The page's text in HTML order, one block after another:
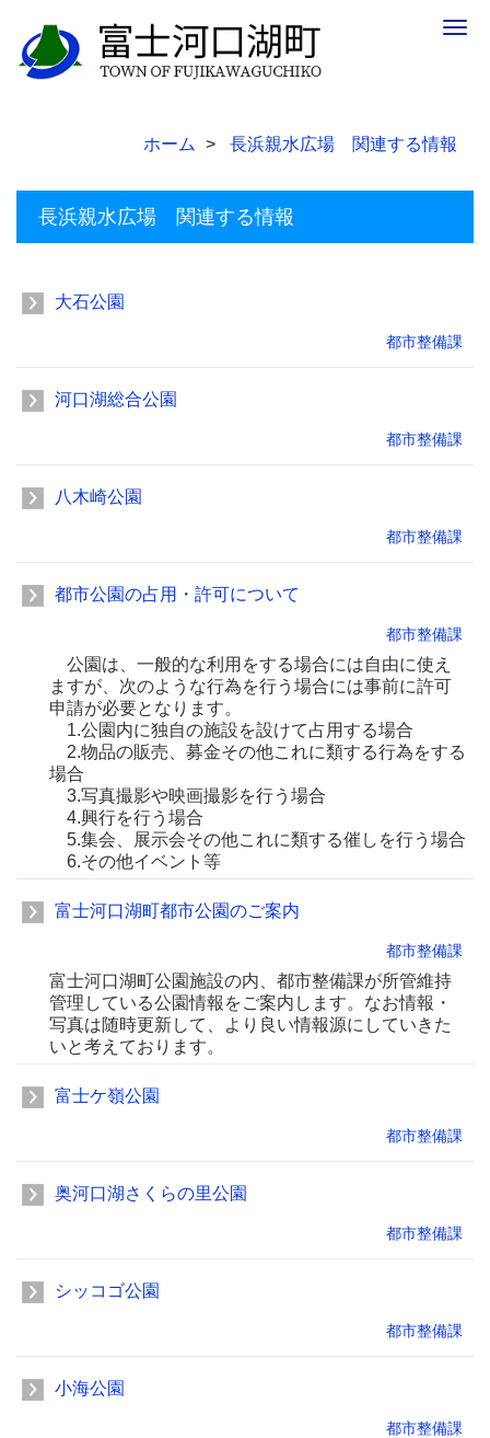
ホーム 長浜親水広場 関連する情報
長浜親水広場 関連する情報
大石公園
都市整備課
河口湖総合公園
都市整備課
八木崎公園
都市整備課
都市公園の占用・許可について
都市整備課
公園は、一般的な利用をする場合には自由に使え
ますが、次のような行為を行う場合には事前に許可
申請が必要となります。
1.公園内に独自の施設を設けて占用する場合
2.物品の販売、募金その他これに類する行為をする
場合
3.写真撮影や映画撮影を行う場合
4.興行を行う場合
5.集会、展示会その他これに類する催しを行う場合
6.その他イベント等
富士河口湖町都市公園のご案内
都市整備課
富士河口湖町公園施設の内、都市整備課が所管維持
管理している公園情報をご案内します。なお情報・
写真は随時更新して、より良い情報源にしていきた
いと考えております。
富士ケ嶺公園
都市整備課
奥河口湖さくらの里公園
都市整備課
シッコゴ公園
都市整備課
小海公園
都市整備課